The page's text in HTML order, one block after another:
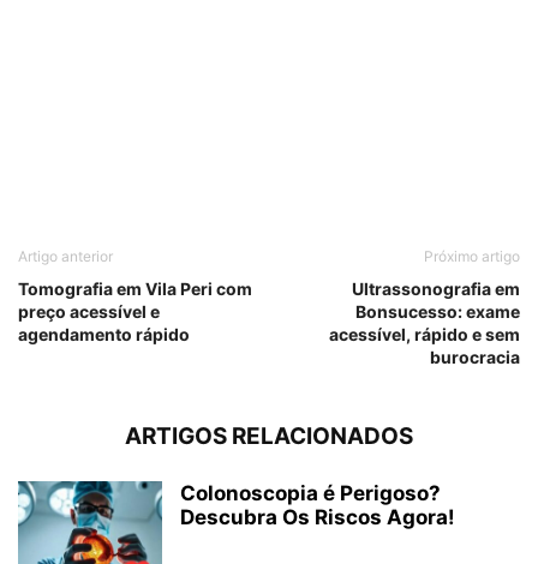
Artigo anterior
Tomografia em Vila Peri com
preço acessível e
agendamento rápido
Próximo artigo
Ultrassonografia em
Bonsucesso: exame
acessível, rápido e sem
burocracia
ARTIGOS RELACIONADOS
Colonoscopia é Perigoso?
Descubra Os Riscos Agora!